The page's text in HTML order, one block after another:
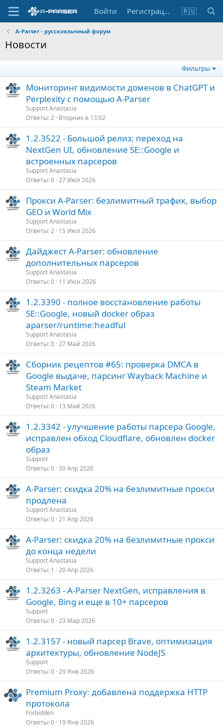
Войти Регистрация 🇷🇺
A-Parser - русскоязычный форум
Новости
Фильтры
Мониторинг видимости доменов в ChatGPT и
Perplexity с помощью A-Parser
Support Anastasia
Ответы 2 Вторник в 13:02
1.2.3522 - Большой релиз: переход на
NextGen UI, обновление SE::Google и
встроенных парсеров
Support Anastasia
Ответы 0 27 Июл 2026
Прокси A-Parser: безлимитный трафик, выбор
GEO и World Mix
Support Anastasia
Ответы 2 15 Июл 2026
Дайджест A-Parser: обновление
дополнительных парсеров
Support Anastasia
Ответы 0 11 Июн 2026
1.2.3390 - полное восстановление работы
SE::Google, новый docker образ
aparser/runtime:headful
Support Anastasia
Ответы 0 27 Май 2026
Сборник рецептов #65: проверка DMCA в
Google выдаче, парсинг Wayback Machine и
Steam Market
Support Anastasia
Ответы 0 13 Май 2026
1.2.3342 - улучшение работы парсера Google,
исправлен обход Cloudflare, обновлен docker
образ
Support
Ответы 0 30 Апр 2026
A-Parser: скидка 20% на безлимитные прокси
продлена
Support Anastasia
Ответы 0 21 Апр 2026
A-Parser: скидка 20% на безлимитные прокси
до конца недели
Support Anastasia
Ответы 1 20 Апр 2026
1.2.3263 - A-Parser NextGen, исправления в
Google, Bing и еще в 10+ парсеров
Support
Ответы 0 23 Мар 2026
1.2.3157 - новый парсер Brave, оптимизация
архитектуры, обновление NodeJS
Support
Ответы 0 29 Янв 2026
Premium Proxy: добавлена поддержка HTTP
протокола
Forbidden
Ответы 0 19 Янв 2026